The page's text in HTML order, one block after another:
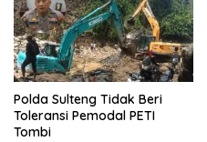
Polda Sulteng Tidak Beri
Toleransi Pemodal PETI
Tombi